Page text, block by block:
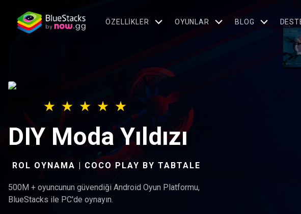
ÖZELLIKLER OYUNLAR BLOG
DIY Moda Yıldızı
ROL OYNAMA | COCO PLAY BY TABTALE
500M + oyuncunun güvendiği Android Oyun Platformu,
BlueStacks ile PC'de oynayın.